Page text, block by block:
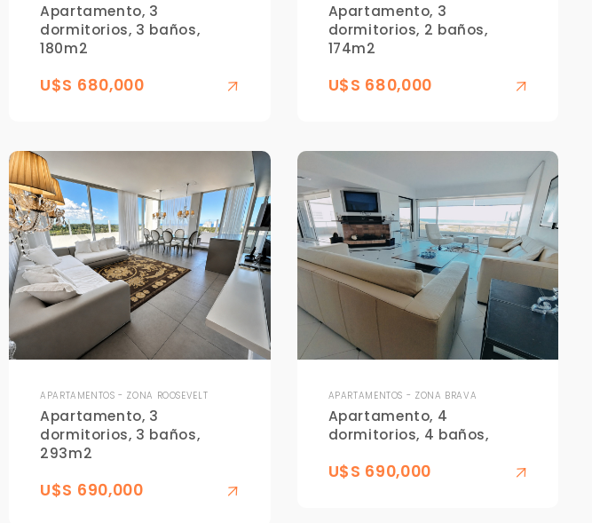
Apartamento, 3
dormitorios, 3 baños,
180m2
U$S 680,000
Apartamento, 3
dormitorios, 2 baños,
174m2
U$S 680,000
APARTAMENTOS - ZONA ROOSEVELT
Apartamento, 3
dormitorios, 3 baños,
293m2
U$S 690,000
APARTAMENTOS - ZONA BRAVA
Apartamento, 4
dormitorios, 4 baños,
U$S 690,000